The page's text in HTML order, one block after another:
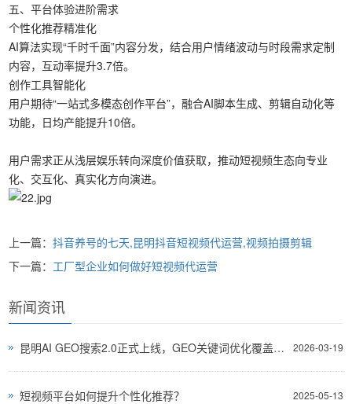
五、‌平台体验进阶需求‌
个性化推荐精准化‌
AI算法实现“千时千面”内容分发，结合用户情绪波动与时段需求定制
内容，互动率提升3.7倍。
创作工具智能化‌
用户期待“一站式多模态创作平台”，融合AI脚本生成、剪辑自动化等
功能，日均产能提升10倍。
用户需求正从浅层娱乐转向深度价值获取，推动短视频生态向专业
化、交互化、真实化方向演进。
上一篇：抖音养号的七天,昆明抖音短视频代运营,视频拍摄剪辑
下一篇： 工厂型企业如何做好短视频代运营
新闻资讯
2026-03-19
昆明AI GEO搜索2.0正式上线，GEO关键词优化覆盖AI全平台
2025-05-13
短视频平台如何提升个性化推荐？